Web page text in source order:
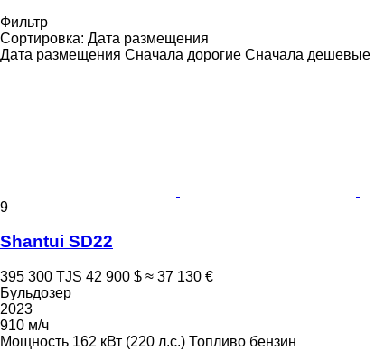
Фильтр
Сортировка: Дата размещения
Дата размещения Сначала дорогие Сначала дешевые
9
Shantui SD22
395 300 TJS 42 900 $ ≈ 37 130 €
Бульдозер
2023
910 м/ч
Мощность 162 кВт (220 л.с.) Топливо бензин